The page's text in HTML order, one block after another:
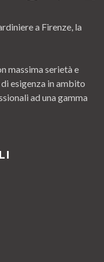
a Firenze, la
massima serietà e
esigenza in ambito
ad una gamma